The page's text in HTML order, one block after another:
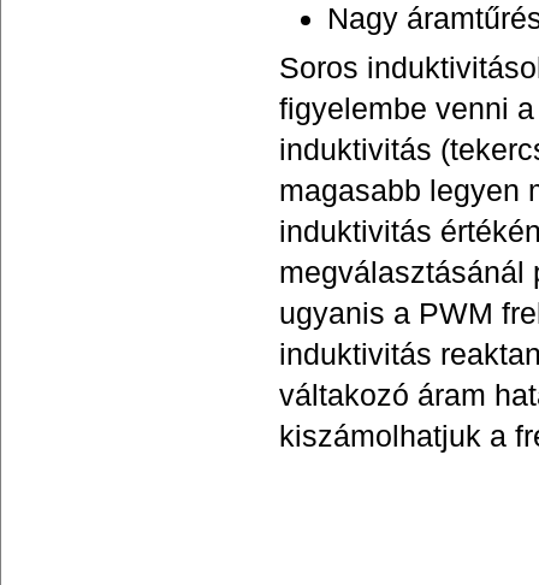
Nagy
Soros
figyelembe venni
induktivitás
magasabb legyen
induktivitás
megválasztásánál
ugyanis a PWM
induktivitás
váltakozó áram
kiszámolhatjuk a